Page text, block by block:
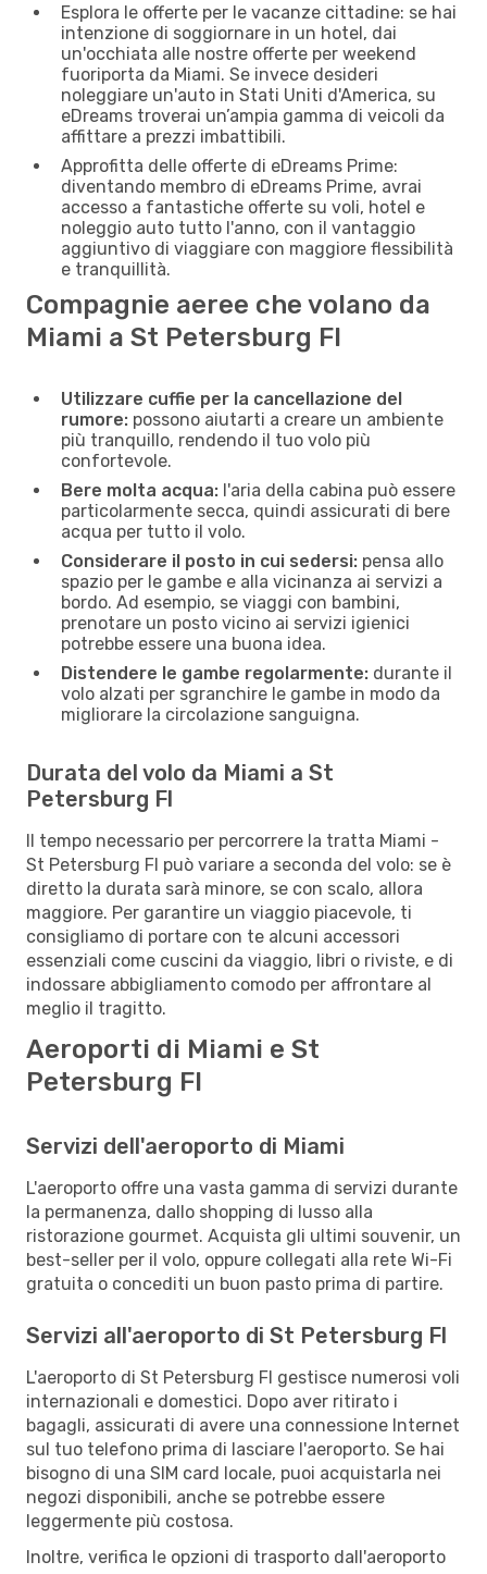
Esplora le offerte per le vacanze cittadine: se hai
intenzione di soggiornare in un hotel, dai
un'occhiata alle nostre offerte per weekend
fuoriporta da Miami. Se invece desideri
noleggiare un'auto in Stati Uniti d'America, su
eDreams troverai un’ampia gamma di veicoli da
affittare a prezzi imbattibili.
Approfitta delle offerte di eDreams Prime:
diventando membro di eDreams Prime, avrai
accesso a fantastiche offerte su voli, hotel e
noleggio auto tutto l'anno, con il vantaggio
aggiuntivo di viaggiare con maggiore flessibilità
e tranquillità.
Compagnie aeree che volano da
Miami a St Petersburg Fl
Utilizzare cuffie per la cancellazione del
rumore: possono aiutarti a creare un ambiente
più tranquillo, rendendo il tuo volo più
confortevole.
Bere molta acqua: l'aria della cabina può essere
particolarmente secca, quindi assicurati di bere
acqua per tutto il volo.
Considerare il posto in cui sedersi: pensa allo
spazio per le gambe e alla vicinanza ai servizi a
bordo. Ad esempio, se viaggi con bambini,
prenotare un posto vicino ai servizi igienici
potrebbe essere una buona idea.
Distendere le gambe regolarmente: durante il
volo alzati per sgranchire le gambe in modo da
migliorare la circolazione sanguigna.
Durata del volo da Miami a St
Petersburg Fl
Il tempo necessario per percorrere la tratta Miami -
St Petersburg Fl può variare a seconda del volo: se è
diretto la durata sarà minore, se con scalo, allora
maggiore. Per garantire un viaggio piacevole, ti
consigliamo di portare con te alcuni accessori
essenziali come cuscini da viaggio, libri o riviste, e di
indossare abbigliamento comodo per affrontare al
meglio il tragitto.
Aeroporti di Miami e St
Petersburg Fl
Servizi dell'aeroporto di Miami
L'aeroporto offre una vasta gamma di servizi durante
la permanenza, dallo shopping di lusso alla
ristorazione gourmet. Acquista gli ultimi souvenir, un
best-seller per il volo, oppure collegati alla rete Wi-Fi
gratuita o concediti un buon pasto prima di partire.
Servizi all'aeroporto di St Petersburg Fl
L'aeroporto di St Petersburg Fl gestisce numerosi voli
internazionali e domestici. Dopo aver ritirato i
bagagli, assicurati di avere una connessione Internet
sul tuo telefono prima di lasciare l'aeroporto. Se hai
bisogno di una SIM card locale, puoi acquistarla nei
negozi disponibili, anche se potrebbe essere
leggermente più costosa.
Inoltre, verifica le opzioni di trasporto dall'aeroporto